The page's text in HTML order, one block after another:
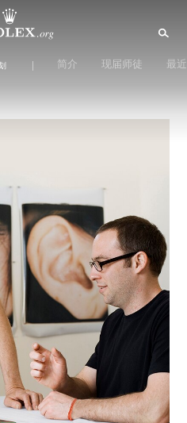
简介 现届师徒 最